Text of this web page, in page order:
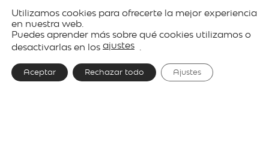
ProdottiOutdoor
lighting
Solid
Utilizamos cookies para ofrecerte la mejor experiencia
en nuestra web.
Puedes aprender más sobre qué cookies utilizamos o
desactivarlas en los ajustes
Aceptar Rechazar todo Ajustes